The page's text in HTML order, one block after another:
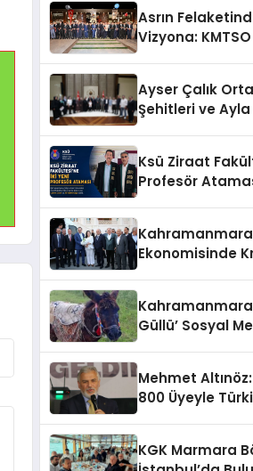
Asrın
Vizyona:
Ayser Çalık
Şehitleri ve
Ksü Ziraat
Profesör
Ekonomisinde
Güllü’ Sosyal
Mehmet
800 Üyeyle
KGK Marmara